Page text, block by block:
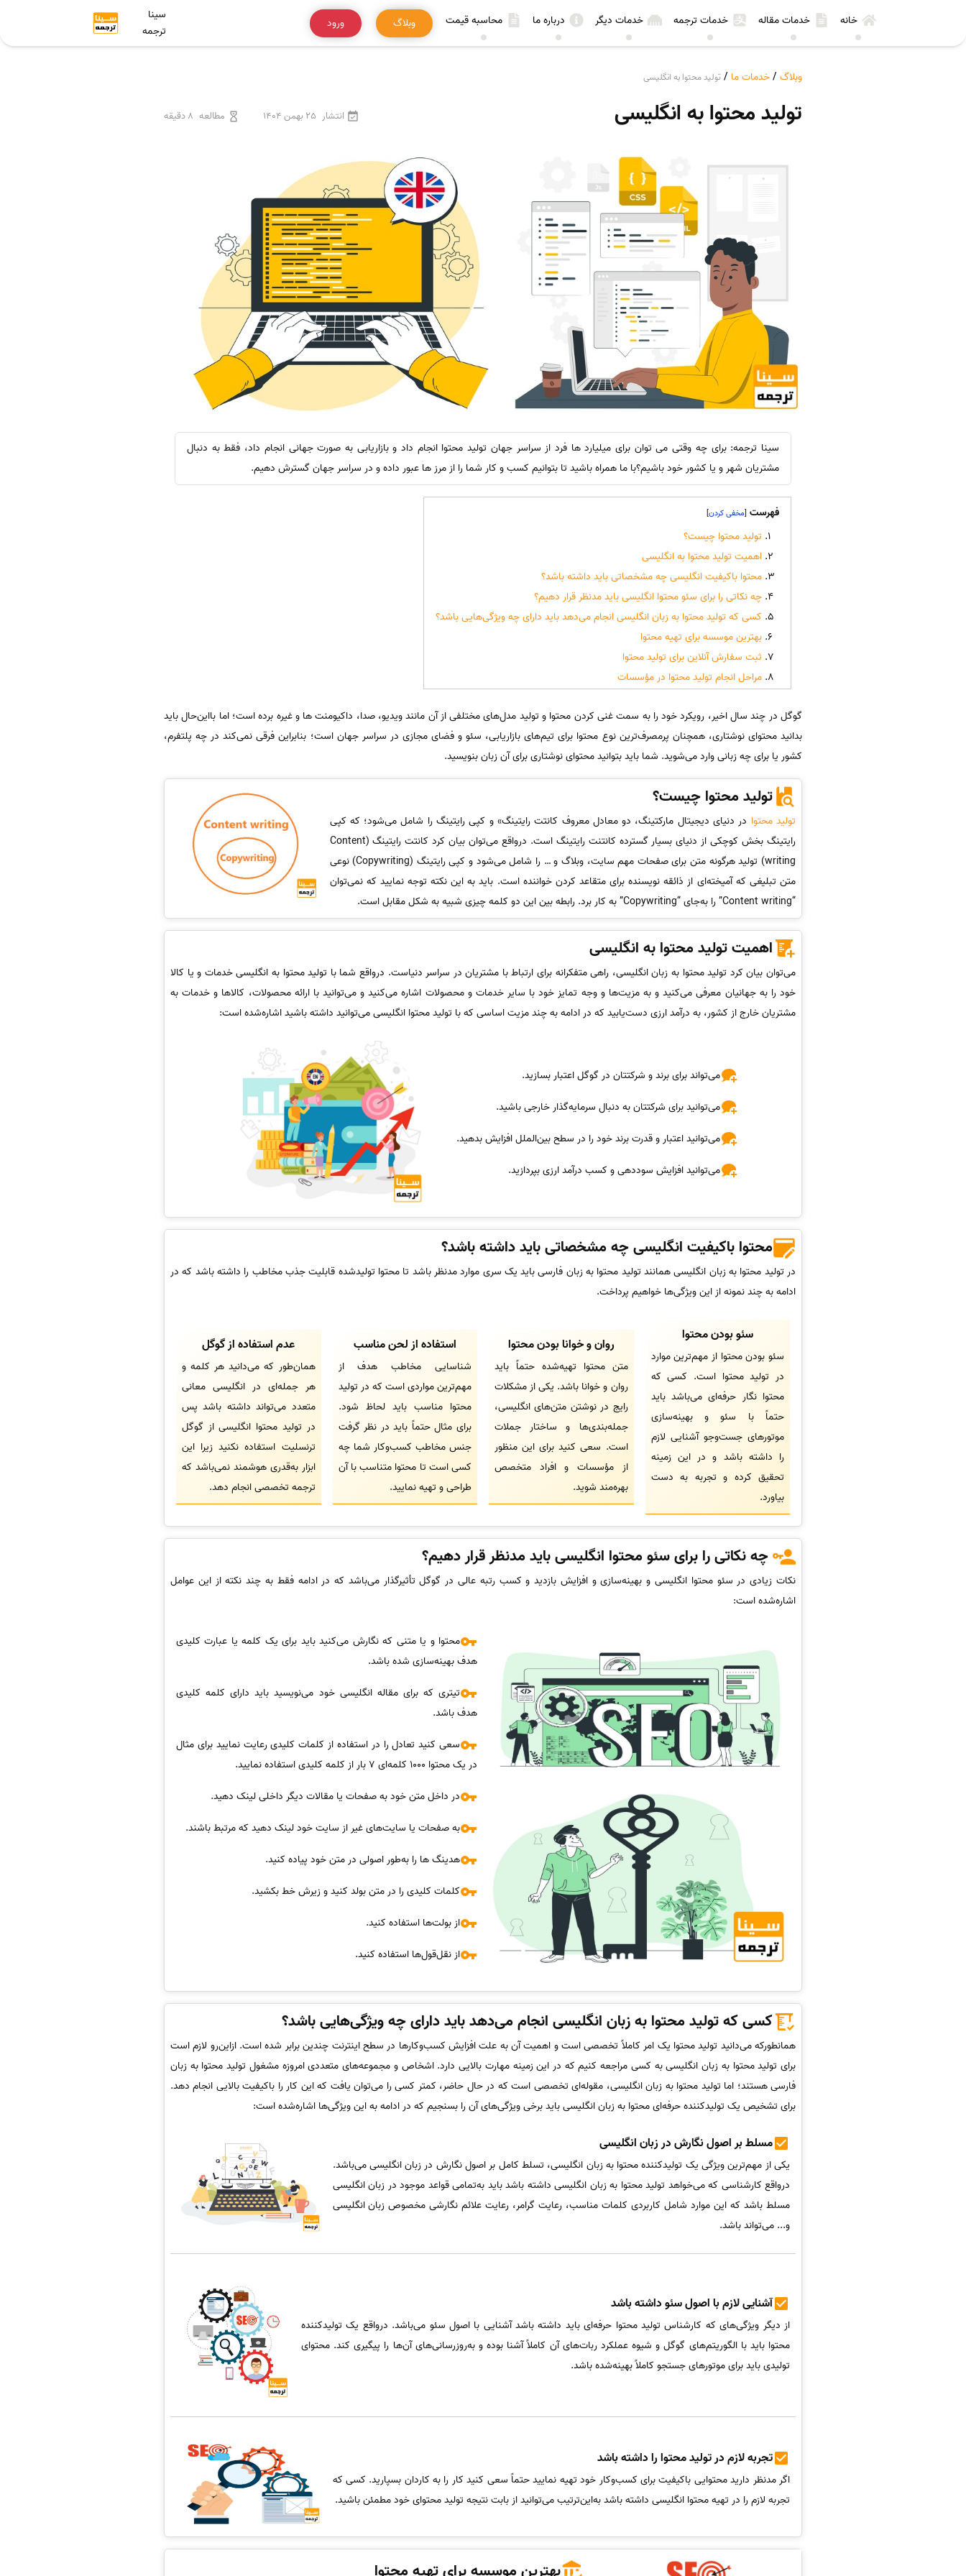
خانه خدمات مقاله خدمات ترجمه خدمات دیگر درباره ما محاسبه قیمت وبلاگ ورود
سینا
ترجمه
وبلاگ /خدمات ما / تولید محتوا به انگلیسی
تولید محتوا به انگلیسی انتشار 25 بهمن 1404 مطالعه 8 دقیقه
سینا ترجمه: برای چه وقتی می توان برای میلیارد ها فرد از سراسر جهان تولید محتوا انجام داد و بازاریابی به صورت جهانی انجام داد، فقط به دنبال
مشتریان شهر و یا کشور خود باشیم؟با ما همراه باشید تا بتوانیم کسب و کار شما را از مرز ها عبور داده و در سراسر جهان گسترش دهیم.
فهرست [
]
تولید محتوا چیست؟
اهمیت تولید محتوا به انگلیسی
محتوا باکیفیت انگلیسی چه مشخصاتی باید داشته باشد؟
چه نکاتی را برای سئو محتوا انگلیسی باید مدنظر قرار دهیم؟
کسی که تولید محتوا به زبان انگلیسی انجام می‌دهد باید دارای چه ویژگی‌هایی باشد؟
بهترین موسسه برای تهیه محتوا
ثبت سفارش آنلاین برای تولید محتوا
مراحل انجام تولید محتوا در مؤسسات
گوگل در چند سال اخیر، رویکرد خود را به سمت غنی کردن محتوا و تولید مدل‌های مختلفی از آن مانند ویدیو، صدا، داکیومنت ها و غیره برده است؛ اما بااین‌حال باید
بدانید محتوای نوشتاری، همچنان پرمصرف‌ترین نوع محتوا برای تیم‌های بازاریابی، سئو و فضای مجازی در سراسر جهان است؛ بنابراین فرقی نمی‌کند در چه پلتفرم،
کشور یا برای چه زبانی وارد می‌شوید. شما باید بتوانید محتوای نوشتاری برای آن زبان بنویسید.
تولید محتوا چیست؟
تولید محتوا در دنیای دیجیتال مارکتینگ، دو معادل معروف کانتت رایتینگ» و کپی رایتینگ را شامل می‌شود؛ که کپی
رایتینگ بخش کوچکی از دنیای بسیار گسترده کانتنت رایتینگ است. درواقع می‌توان بیان کرد کانتت رایتینگ (Content
writing) تولید هرگونه متن برای صفحات مهم سایت، وبلاگ و … را شامل می‌شود و کپی رایتینگ (Copywriting) نوعی
متن تبلیغی که آمیخته‌ای از ذائقه نویسنده برای متقاعد کردن خواننده است. باید به این نکته توجه نمایید که نمی‌توان
“Content writing” را به‌جای “Copywriting” به کار برد. رابطه بین این دو کلمه چیزی شبیه به شکل مقابل است.
اهمیت تولید محتوا به انگلیسی
می‌توان بیان کرد تولید محتوا به زبان انگلیسی، راهی متفکرانه برای ارتباط با مشتریان در سراسر دنیاست. درواقع شما با تولید محتوا به انگلیسی خدمات و یا کالا
خود را به جهانیان معرفی می‌کنید و به مزیت‌ها و وجه تمایز خود با سایر خدمات و محصولات اشاره می‌کنید و می‌توانید با ارائه محصولات، کالاها و خدمات به
مشتریان خارج از کشور، به درآمد ارزی دست‌یابید که در ادامه به چند مزیت اساسی که با تولید محتوا انگلیسی می‌توانید داشته باشید اشاره‌شده است:
می‌تواند برای برند و شرکتتان در گوگل اعتبار بسازید.
می‌توانید برای شرکتتان به دنبال سرمایه‌گذار خارجی باشید.
می‌توانید اعتبار و قدرت برند خود را در سطح بین‌الملل افزایش بدهید.
می‌توانید افزایش سوددهی و کسب درآمد ارزی بپردازید.
محتوا باکیفیت انگلیسی چه مشخصاتی باید داشته باشد؟
در تولید محتوا به زبان انگلیسی همانند تولید محتوا به زبان فارسی باید یک سری موارد مدنظر باشد تا محتوا تولیدشده قابلیت جذب مخاطب را داشته باشد که در
ادامه به چند نمونه از این ویژگی‌ها خواهیم پرداخت.
سئو بودن محتوا
سئو بودن محتوا از مهم‌ترین موارد
در تولید محتوا است. کسی که
محتوا نگار حرفه‌ای می‌باشد باید
حتماً با سئو و بهینه‌سازی
موتورهای جست‌وجو آشنایی لازم
را داشته باشد و در این زمینه
تحقیق کرده و تجربه به دست
بیاورد.
روان و خوانا بودن محتوا
متن محتوا تهیه‌شده حتماً باید
روان و خوانا باشد. یکی از مشکلات
رایج در نوشتن متن‌های انگلیسی،
جمله‌بندی‌ها و ساختار جملات
است. سعی کنید برای این منظور
از مؤسسات و افراد متخصص
بهره‌مند شوید.
استفاده از لحن مناسب
شناسایی مخاطب هدف از
مهم‌ترین مواردی است که در تولید
محتوا مناسب باید لحاظ شود.
برای مثال حتماً باید در نظر گرفت
جنس مخاطب کسب‌وکار شما چه
کسی است تا محتوا متناسب با آن
طراحی و تهیه نمایید.
عدم استفاده از گوگل
همان‌طور که می‌دانید هر کلمه و
هر جمله‌ای در انگلیسی معانی
متعدد می‌تواند داشته باشد پس
در تولید محتوا انگلیسی از گوگل
ترنسلیت استفاده نکنید زیرا این
ابزار به‌قدری هوشمند نمی‌باشد که
ترجمه تخصصی انجام دهد.
چه نکاتی را برای سئو محتوا انگلیسی باید مدنظر قرار دهیم؟
نکات زیادی در سئو محتوا انگلیسی و بهینه‌سازی و افزایش بازدید و کسب رتبه عالی در گوگل تأثیرگذار می‌باشد که در ادامه فقط به چند نکته از این عوامل
اشاره‌شده است:
محتوا و یا متنی که نگارش می‌کنید باید برای یک کلمه یا عبارت کلیدی
هدف بهینه‌سازی شده باشد.
تیتری که برای مقاله انگلیسی خود می‌نویسید باید دارای کلمه کلیدی
هدف باشد.
سعی کنید تعادل را در استفاده از کلمات کلیدی رعایت نمایید برای مثال
در یک محتوا 1000 کلمه‌ای 7 بار از کلمه کلیدی استفاده نمایید.
در داخل متن خود به صفحات یا مقالات دیگر داخلی لینک دهید.
به صفحات یا سایت‌های غیر از سایت خود لینک دهید که مرتبط باشند.
هدینگ ها را به‌طور اصولی در متن خود پیاده کنید.
کلمات کلیدی را در متن بولد کنید و زیرش خط بکشید.
از بولت‌ها استفاده کنید.
از نقل‌قول‌ها استفاده کنید.
کسی که تولید محتوا به زبان انگلیسی انجام می‌دهد باید دارای چه ویژگی‌هایی باشد؟
همانطورکه می‌دانید تولید محتوا یک امر کاملاً تخصصی است و اهمیت آن به علت افزایش کسب‌وکارها در سطح اینترنت چندین برابر شده است. ازاین‌رو لازم است
برای تولید محتوا به زبان انگلیسی به کسی مراجعه کنیم که در این زمینه مهارت بالایی دارد. اشخاص و مجموعه‌های متعددی امروزه مشغول تولید محتوا به زبان
فارسی هستند؛ اما تولید محتوا به زبان انگلیسی، مقوله‌ای تخصصی است که در حال حاضر، کمتر کسی را می‌توان یافت که این کار را باکیفیت بالایی انجام دهد.
برای تشخیص یک تولیدکننده حرفه‌ای محتوا به زبان انگلیسی باید برخی ویژگی‌های آن را بسنجیم که در ادامه به این ویژگی‌ها اشاره‌شده است:
مسلط بر اصول نگارش در زبان انگلیسی
یکی از مهم‌ترین ویژگی یک تولیدکننده محتوا به زبان انگلیسی، تسلط کامل بر اصول نگارش در زبان انگلیسی می‌باشد.
درواقع کارشناسی که می‌خواهد تولید محتوا به زبان انگلیسی داشته باشد باید به‌تمامی قواعد موجود در زبان انگلیسی
مسلط باشد که این موارد شامل کاربردی کلمات مناسب، رعایت گرامر، رعایت علائم نگارشی مخصوص زبان انگلیسی
و... می‌تواند باشد.
آشنایی لازم با اصول سئو داشته باشد
از دیگر ویژگی‌های که کارشناس تولید محتوا حرفه‌ای باید داشته باشد آشنایی با اصول سئو می‌باشد. درواقع یک تولیدکننده
محتوا باید با الگوریتم‌های گوگل و شیوه عملکرد ربات‌های آن کاملاً آشنا بوده و به‌روزرسانی‌های آن‌ها را پیگیری کند. محتوای
تولیدی باید برای موتورهای جستجو کاملاً بهینه‌شده باشد.
تجربه لازم در تولید محتوا را داشته باشد
اگر مدنظر دارید محتوایی باکیفیت برای کسب‌وکار خود تهیه نمایید حتماً سعی کنید کار را به کاردان بسپارید. کسی که
تجربه لازم را در تهیه محتوا انگلیسی داشته باشد به‌این‌ترتیب می‌توانید از بابت نتیجه تولید محتوای خود مطمئن باشید.
بهترین موسسه برای تهیه محتوا